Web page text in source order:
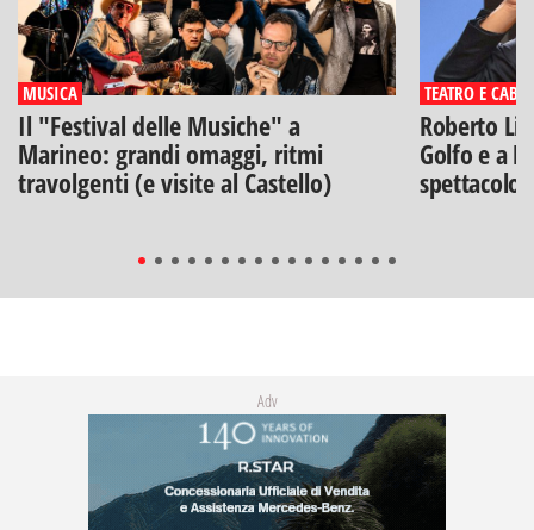
MUSICA
Il "Festival delle Musiche" a
Marineo: grandi omaggi, ritmi
travolgenti (e visite al Castello)
TEATRO E
Roberto
Golfo e a
spettacolo"
Adv